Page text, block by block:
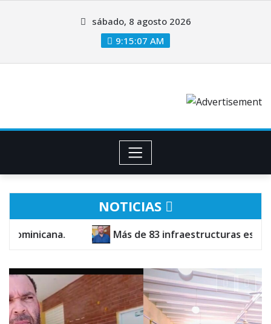
sábado, 8 agosto 2026
9:15:08 AM
NOTICIAS
83 infraestructuras escolares están en fase final de